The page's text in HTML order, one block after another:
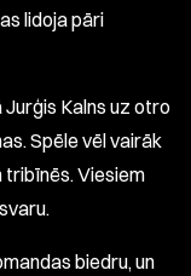
lidoja pāri
Kalns uz otro
Spēle vēl vairāk
tribīnēs. Viesiem
biedru, un